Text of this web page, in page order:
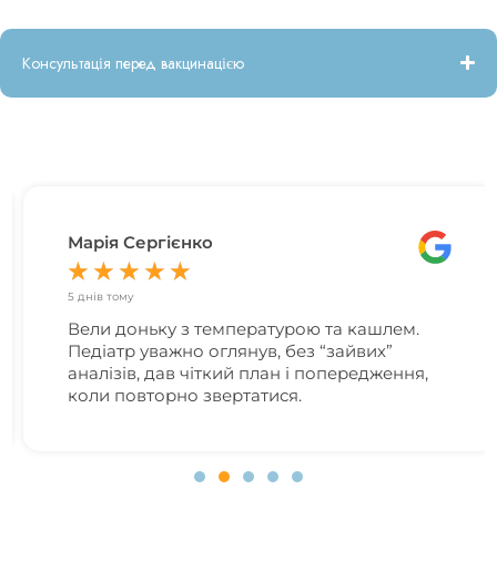
Консультація перед вакцинацією
Марія Сергієнко
★ ★ ★ ★ ★
5 днів тому
Вели доньку з температурою та кашлем.
Педіатр уважно оглянув, без “зайвих”
аналізів, дав чіткий план і попередження,
коли повторно звертатися.